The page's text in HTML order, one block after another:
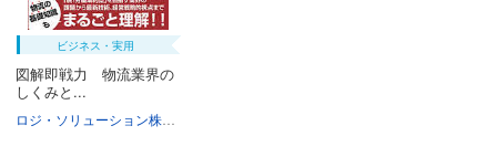
ビジネス・実用
図解即戦力 物流業界の
しくみと...